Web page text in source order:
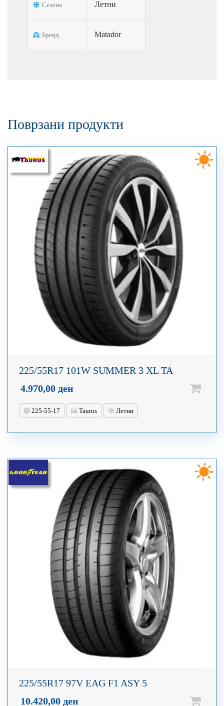
Сезона Летни
Бренд Matador
Поврзани продукти
225/55R17 101W SUMMER 3 XL TA
4.970,00 ден
225-55-17 Taurus Летни
225/55R17 97V EAG F1 ASY 5
10.420,00 ден